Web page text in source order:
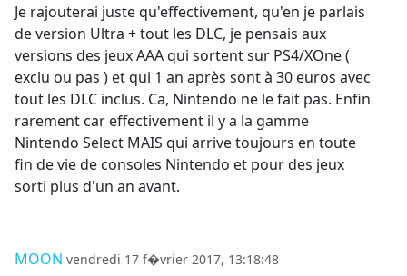
Je rajouterai juste qu'effectivement, qu'en je parlais
de version Ultra + tout les DLC, je pensais aux
versions des jeux AAA qui sortent sur PS4/XOne (
exclu ou pas ) et qui 1 an après sont à 30 euros avec
tout les DLC inclus. Ca, Nintendo ne le fait pas. Enfin
rarement car effectivement il y a la gamme
Nintendo Select MAIS qui arrive toujours en toute
fin de vie de consoles Nintendo et pour des jeux
sorti plus d'un an avant.
MOON vendredi 17 f�vrier 2017, 13:18:48